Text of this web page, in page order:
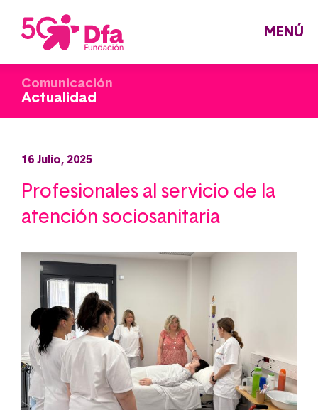
contenido
principal
MENÚ
Comunicación
Actualidad
16 Julio, 2025
Profesionales al servicio de la
atención sociosanitaria